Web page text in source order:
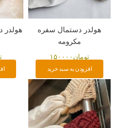
هولدر دستمال سفره
مکرومه
تومان ۱۵۰۰۰۰
افزودن به سبد خرید